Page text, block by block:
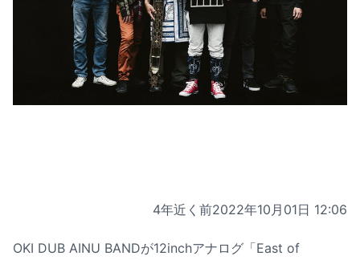
4年近く前2022年10月01日 12:06
OKI DUB AINU BANDが12inchアナログ「East of